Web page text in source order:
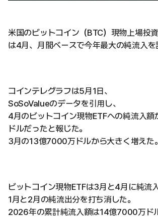
米国のビットコイン（BTC）現物上場投資
は4月、月間ベースで今年最大の純流入を
コインテレグラフは5月1日、
SoSoValueのデータを引用し、
4月のビットコイン現物ETFへの純流入
ドルだったと報じた。
3月の13億7000万ドルから大きく増えた。
ビットコイン現物ETFは3月と4月に純流
1月と2月の純流出分を打ち消した。
2026年の累計純流入額は14億7000万ド